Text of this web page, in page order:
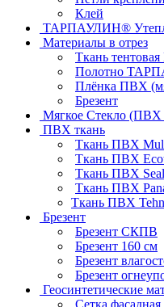
Клей
ТАРПАУЛИН®
Материалы в отрез
Ткань
Полотно
Плёнка ПВХ
Брезент
Мягкое Стекло (ПВХ
ПВХ ткань
Ткань ПВХ
Ткань ПВХ
Ткань ПВХ
Ткань ПВХ
Ткань ПВХ
Брезент
Брезент СКПВ
Брезент 160 см
Брезент
Брезент
Геосинтетические